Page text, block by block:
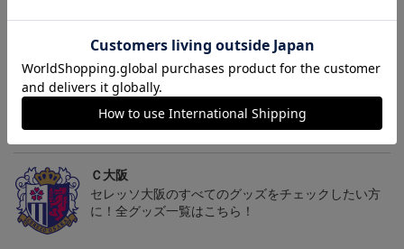
トピックス
Ｃ大阪
愛するクラブのアパレル・ファッション小物もチェ
ック♪
Ｃ大阪
セレッソ大阪のすべてのグッズをチェックしたい方
に！全グッズ一覧はこちら！